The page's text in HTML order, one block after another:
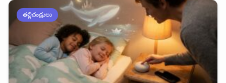
తల్లిదండ్రులు